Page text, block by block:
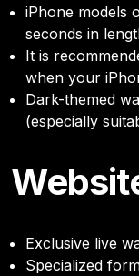
iPhone models
seconds in
It is
when your
Dark-themed
(especially
Exclusive live
Specialized